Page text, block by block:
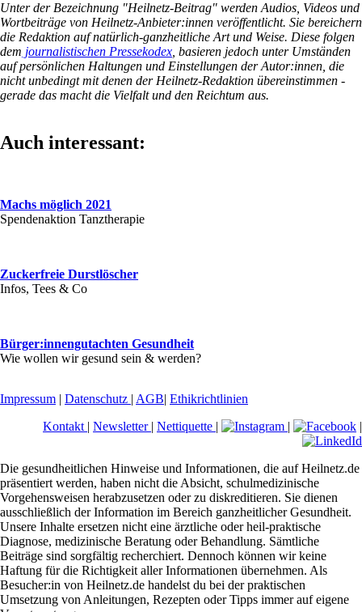
Unter der Bezeichnung "Heilnetz-Beitrag" werden Audios, Videos und
Wortbeiträge von Heilnetz-Anbieter:innen veröffentlicht. Sie bereichern
die Redaktion auf natürlich-ganzheitliche Art und Weise. Diese folgen
dem journalistischen Pressekodex , basieren jedoch unter Umständen
auf persönlichen Haltungen und Einstellungen der Autor:innen, die
nicht unbedingt mit denen der Heilnetz-Redaktion übereinstimmen -
gerade das macht die Vielfalt und den Reichtum aus.
Auch interessant:
Machs möglich 2021
Spendenaktion Tanztherapie
Zuckerfreie Durstlöscher
Infos, Tees & Co
Bürger:innengutachten Gesundheit
Wie wollen wir gesund sein & werden?
Impressum | Datenschutz | AGB| Ethikrichtlinien
Kontakt | Newsletter | Nettiquette | | |
Die gesundheitlichen Hinweise und Informationen, die auf Heilnetz.de
präsentiert werden, haben nicht die Absicht, schulmedizinische
Vorgehensweisen herabzusetzen oder zu diskreditieren. Sie dienen
ausschließlich der Information im Bereich ganzheitlicher Gesundheit.
Unsere Inhalte ersetzen nicht eine ärztliche oder heil-praktische
Diagnose, medizinische Beratung oder Behandlung. Sämtliche
Beiträge sind sorgfältig recherchiert. Dennoch können wir keine
Haftung für die Richtigkeit aller Informationen übernehmen. Als
Besucher:in von Heilnetz.de handelst du bei der praktischen
Umsetzung von Anleitungen, Rezepten oder Tipps immer auf eigene